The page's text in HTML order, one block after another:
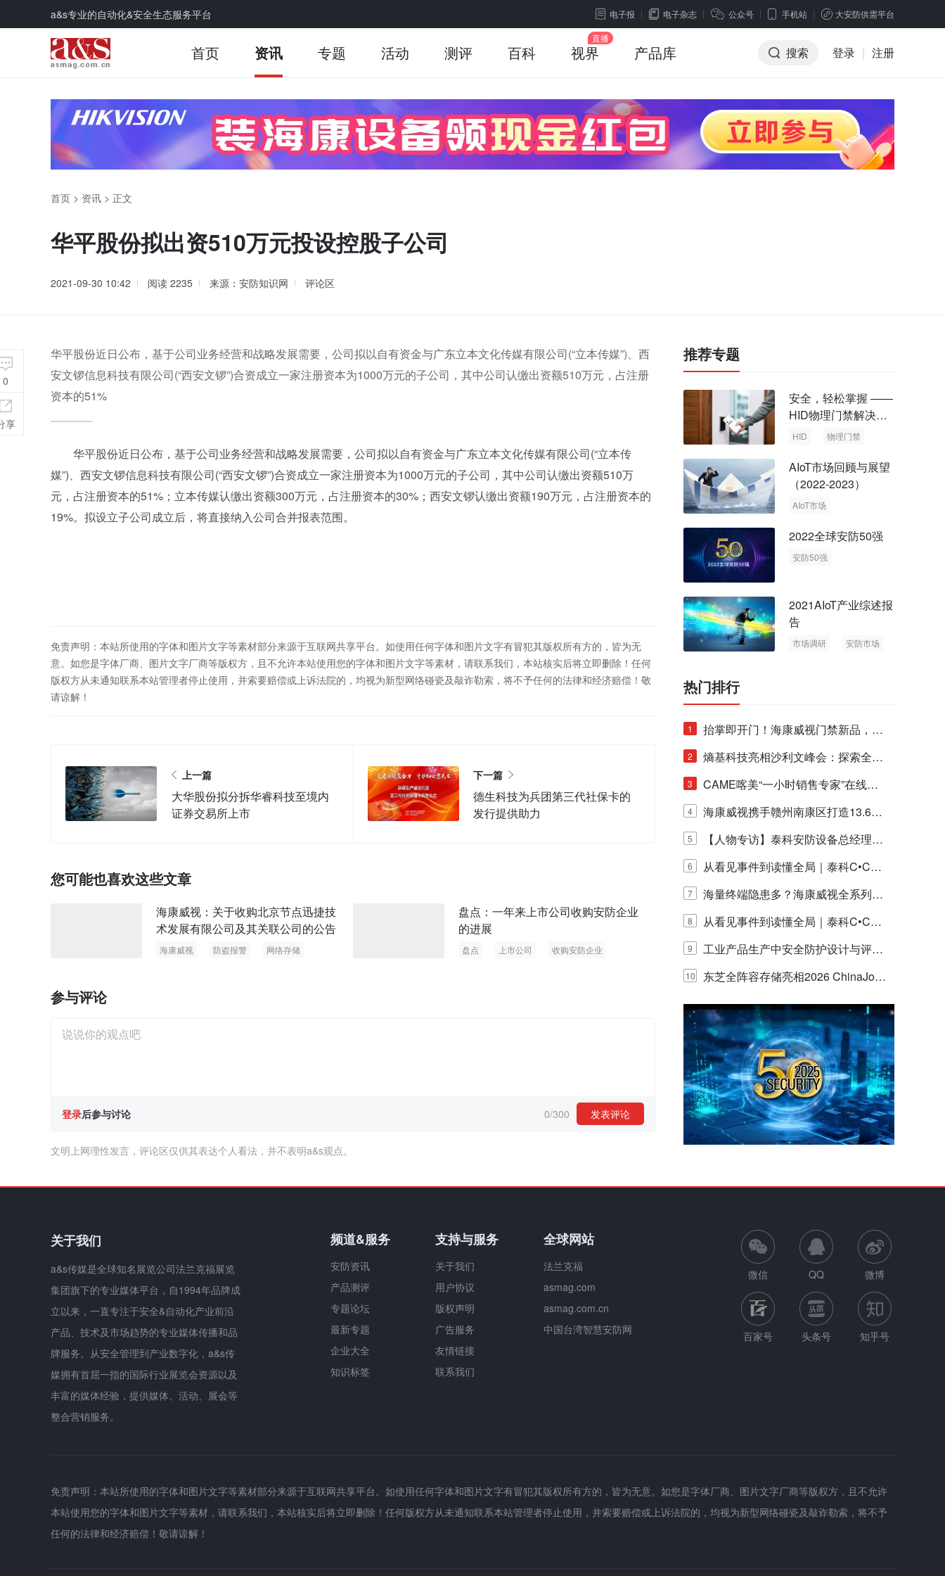
a&s专业的自动化&安全生态服务平台 电子报 电子杂志 公众号 手机站 大安防供需平台
首页 资讯 专题 活动 测评 百科 视界 产品库 搜索 登录 | 注册
首页 > 资讯 > 正文
华平股份拟出资510万元投设控股子公司
2021-09-30 10:42 阅读 2235 来源：安防知识网 评论区
华平股份近日公布，基于公司业务经营和战略发展需要，公司拟以自有资金与广东立本文化传媒有限公司(“立本传媒”)、西
安文锣信息科技有限公司(“西安文锣”)合资成立一家注册资本为1000万元的子公司，其中公司认缴出资额510万元，占注册
资本的51%
华平股份近日公布，基于公司业务经营和战略发展需要，公司拟以自有资金与广东立本文化传媒有限公司(“立本传
媒”)、西安文锣信息科技有限公司(“西安文锣”)合资成立一家注册资本为1000万元的子公司，其中公司认缴出资额510万
元，占注册资本的51%；立本传媒认缴出资额300万元，占注册资本的30%；西安文锣认缴出资额190万元，占注册资本的
19%。拟设立子公司成立后，将直接纳入公司合并报表范围。
免责声明：本站所使用的字体和图片文字等素材部分来源于互联网共享平台。如使用任何字体和图片文字有冒犯其版权所有方的，皆为无
意。如您是字体厂商、图片文字厂商等版权方，且不允许本站使用您的字体和图片文字等素材，请联系我们，本站核实后将立即删除！任何
版权方从未通知联系本站管理者停止使用，并索要赔偿或上诉法院的，均视为新型网络碰瓷及敲诈勒索，将不予任何的法律和经济赔偿！敬
请谅解！
上一篇
大华股份拟分拆华睿科技至境内
证券交易所上市
下一篇
德生科技为兵团第三代社保卡的
发行提供助力
您可能也喜欢这些文章
海康威视：关于收购北京节点迅捷技
术发展有限公司及其关联公司的公告
海康威视 防盗报警
网络存储
盘点：一年来上市公司收购安防企业
的进展
盘点 上市公司 收购安防企业
参与评论
登录后参与讨论 0/300 发表评论
文明上网理性发言，评论区仅供其表达个人看法，并不表明a&s观点。
0
享
推荐专题
安全，轻松掌握 ——
HID物理门禁解决方
案，启动智慧安全新
HID 物理门禁
AIoT市场回顾与展望
（2022-2023）
AIoT市场
2022全球安防50强
安防50强
2021AIoT产业综述报
告
市场调研
安防市场
热门排行
1
抬掌即开门！海康威视门禁新品，不
止认人脸，更认"掌"中静脉！
2
熵基科技亮相沙利文峰会：探索全栈
脑机技术商业化生态新路径
3
CAME喀美“一小时销售专家”在线赋
能培训正式启动！
4
海康威视携手赣州南康区打造13.6公
里绿波网
5
【人物专访】泰科安防设备总经理张
宁解码安防出海新范式
6
从看见事件到读懂全局｜泰科C•CUR
E IQ 3.20开启安防运营智能新时代
7
海量终端隐患多？海康威视全系列物
联安全产品，四层守护更放心！
8
从看见事件到读懂全局｜泰科C•CUR
E IQ 3.20开启安防运营智能新时代
9
工业产品生产中安全防护设计与评估
的实践与探讨
10
东芝全阵容存储亮相2026 ChinaJo
y，以海量数据底座赋能“与AI同游”新
体验
关于我们
a&s传媒是全球知名展览公司法兰克福展览
集团旗下的专业媒体平台，自1994年品牌成
立以来，一直专注于安全&自动化产业前沿
产品、技术及市场趋势的专业媒体传播和品
牌服务。从安全管理到产业数字化，a&s传
媒拥有首屈一指的国际行业展览会资源以及
丰富的媒体经验，提供媒体、活动、展会等
整合营销服务。
频道&服务
安防资讯
产品测评
专题论坛
最新专题
企业大全
知识标签
支持与服务
关于我们
用户协议
版权声明
广告服务
友情链接
联系我们
全球网站
法兰克福
asmag.com
asmag.com.cn
中国台湾智慧安防网
微信 QQ 微博
百家号 头条号 知乎号
免责声明：本站所使用的字体和图片文字等素材部分来源于互联网共享平台。如使用任何字体和图片文字有冒犯其版权所有方的，皆为无意。如您是字体厂商、图片文字厂商等版权方，且不允许
本站使用您的字体和图片文字等素材，请联系我们，本站核实后将立即删除！任何版权方从未通知联系本站管理者停止使用，并索要赔偿或上诉法院的，均视为新型网络碰瓷及敲诈勒索，将不予
任何的法律和经济赔偿！敬请谅解！